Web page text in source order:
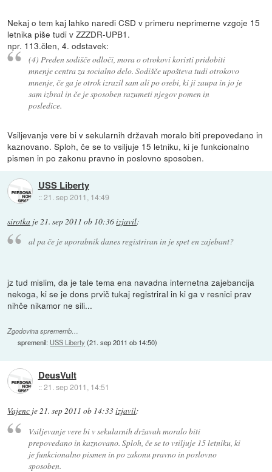
Nekaj o tem kaj lahko naredi CSD v primeru neprimerne vzgoje 15
letnika piše tudi v ZZZDR-UPB1.
npr. 113.člen, 4. odstavek:
(4) Preden sodišče odloči, mora o otrokovi koristi pridobiti
mnenje centra za socialno delo. Sodišče upošteva tudi otrokovo
mnenje, če ga je otrok izrazil sam ali po osebi, ki ji zaupa in jo je
sam izbral in če je sposoben razumeti njegov pomen in
posledice.
Vsiljevanje vere bi v sekularnih državah moralo biti prepovedano in
kaznovano. Sploh, če se to vsiljuje 15 letniku, ki je funkcionalno
pismen in po zakonu pravno in poslovno sposoben.
USS Liberty
::21. sep 2011, 14:49
sirotka je21. sep 2011 ob 10:36izjavil:
al pa če je uporabnik danes registriran in je spet en zajebant?
jz tud mislim, da je tale tema ena navadna internetna zajebancija
nekoga, ki se je dons prvič tukaj registriral in ki ga v resnici prav
nihče nikamor ne sili...
Zgodovina sprememb…
spremenil: USS Liberty (21. sep 2011 ob 14:50)
DeusVult
::21. sep 2011, 14:51
Vajenc je21. sep 2011 ob 14:33izjavil:
Vsiljevanje vere bi v sekularnih državah moralo biti
prepovedano in kaznovano. Sploh, če se to vsiljuje 15 letniku, ki
je funkcionalno pismen in po zakonu pravno in poslovno
sposoben.